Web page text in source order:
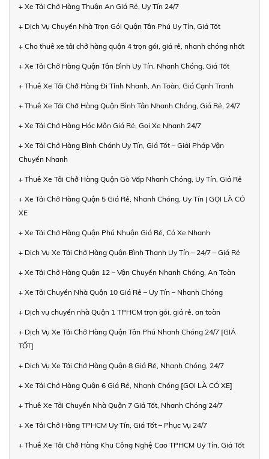
+ Xe Tải Chở Hàng Thuận An Giá Rẻ, Uy Tín 24/7
+ Dịch Vụ Chuyển Nhà Trọn Gói Quận Tân Phú Uy Tín, Giá Tốt
+ Cho thuê xe tải chở hàng quận 4 trọn gói, giá rẻ, nhanh chóng nhất
+ Xe Tải Chở Hàng Quận Tân Bình Uy Tín, Nhanh Chóng, Giá Tốt
+ Thuê Xe Tải Chở Hàng Đi Tỉnh Nhanh, An Toàn, Giá Cạnh Tranh
+ Thuê Xe Tải Chở Hàng Quận Bình Tân Nhanh Chóng, Giá Rẻ, 24/7
+ Xe Tải Chở Hàng Hóc Môn Giá Rẻ, Gọi Xe Nhanh 24/7
+ Xe Tải Chở Hàng Bình Chánh Uy Tín, Giá Tốt – Giải Pháp Vận
Chuyển Nhanh
+ Thuê Xe Tải Chở Hàng Quận Gò Vấp Nhanh Chóng, Uy Tín, Giá Rẻ
+ Xe Tải Chở Hàng Quận 5 Giá Rẻ, Nhanh Chóng, Uy Tín | GỌI LÀ CÓ
XE
+ Xe Tải Chở Hàng Quận Phú Nhuận Giá Rẻ, Có Xe Nhanh
+ Dịch Vụ Xe Tải Chở Hàng Quận Bình Thạnh Uy Tín – 24/7 – Giá Rẻ
+ Xe Tải Chở Hàng Quận 12 – Vận Chuyển Nhanh Chóng, An Toàn
+ Xe Tải Chuyển Nhà Quận 10 Giá Rẻ – Uy Tín – Nhanh Chóng
+ Dịch vụ chuyển nhà Quận 1 TPHCM trọn gói, giá rẻ, an toàn
+ Dịch Vụ Xe Tải Chở Hàng Quận Tân Phú Nhanh Chóng 24/7 [GIÁ
TỐT]
+ Dịch Vụ Xe Tải Chở Hàng Quận 8 Giá Rẻ, Nhanh Chóng, 24/7
+ Xe Tải Chở Hàng Quận 6 Giá Rẻ, Nhanh Chóng [GỌI LÀ CÓ XE]
+ Thuê Xe Tải Chuyển Nhà Quận 7 Giá Tốt, Nhanh Chóng 24/7
+ Xe Tải Chở Hàng TPHCM Uy Tín, Giá Tốt – Phục Vụ 24/7
+ Thuê Xe Tải Chở Hàng Khu Công Nghệ Cao TPHCM Uy Tín, Giá Tốt